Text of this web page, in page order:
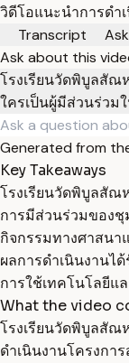
วิดีโอแนะนำการดำ
Transcript
Ask
Ask about this
โรงเรียนวัดพิบูลสัณ
ใครเป็นผู้มีส่วนร่วม
Generated from
Key Takeaways
โรงเรียนวัดพิบูลสัณ
การมีส่วนร่วมของ
กิจกรรมทางศาสนา
ผลการดำเนินงานไ
การใช้เทคโนโลยีแ
What the video
โรงเรียนวัดพิบูลสัณ
ดำเนินงานโครงกา